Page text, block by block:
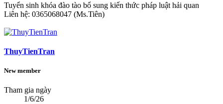
Tuyển sinh khóa đào tào bổ sung kiến thức pháp luật hải quan
Liên hệ: 0365068047 (Ms.Tiên)
ThuyTienTran
New member
Tham gia ngày
1/6/26